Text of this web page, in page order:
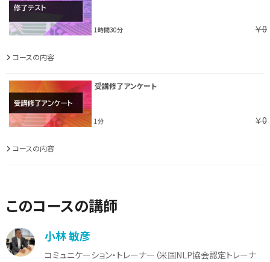
1時間30分 ￥0
コースの内容
受講修了アンケート
1分 ￥0
コースの内容
このコースの講師
小林 敏彦
コミュニケーション・トレーナー（米国NLP協会認定トレーナ